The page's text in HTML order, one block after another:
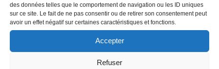
des données telles que le comportement de navigation ou les ID uniques
sur ce site. Le fait de ne pas consentir ou de retirer son consentement peut
avoir un effet négatif sur certaines caractéristiques et fonctions.
Accepter
Refuser
Famille : Q05
Matière : Résine